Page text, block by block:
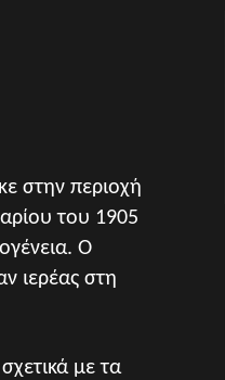
στην περιοχή
του 1905
Ο
ιερέας στη
με τα